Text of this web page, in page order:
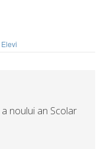
Elevi
noului an Scolar